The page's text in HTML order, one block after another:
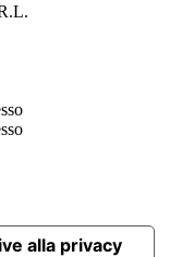
alla privacy